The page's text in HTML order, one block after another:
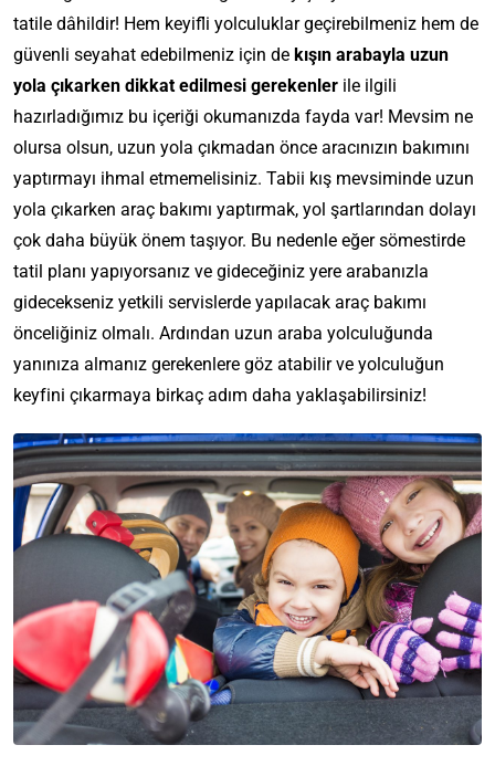
tatile dâhildir! Hem keyifli yolculuklar geçirebilmeniz hem de
güvenli seyahat edebilmeniz için de kışın arabayla uzun
yola çıkarken dikkat edilmesi gerekenler ile ilgili
hazırladığımız bu içeriği okumanızda fayda var! Mevsim ne
olursa olsun, uzun yola çıkmadan önce aracınızın bakımını
yaptırmayı ihmal etmemelisiniz. Tabii kış mevsiminde uzun
yola çıkarken araç bakımı yaptırmak, yol şartlarından dolayı
çok daha büyük önem taşıyor. Bu nedenle eğer sömestirde
tatil planı yapıyorsanız ve gideceğiniz yere arabanızla
gidecekseniz yetkili servislerde yapılacak araç bakımı
önceliğiniz olmalı. Ardından uzun araba yolculuğunda
yanınıza almanız gerekenlere göz atabilir ve yolculuğun
keyfini çıkarmaya birkaç adım daha yaklaşabilirsiniz!